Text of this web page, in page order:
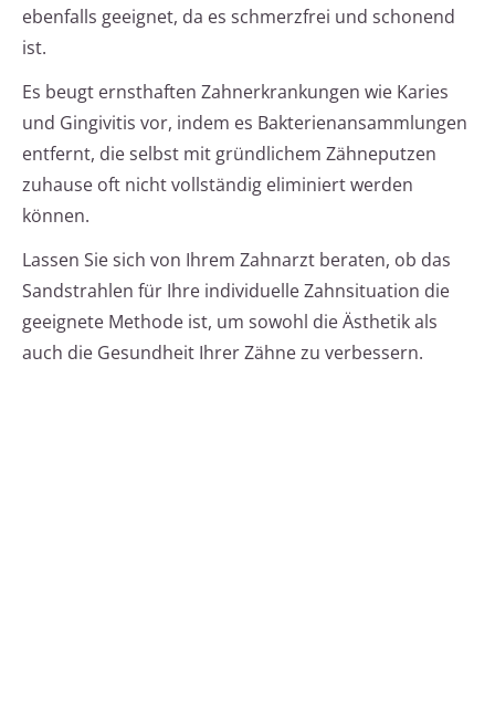
ebenfalls geeignet, da es schmerzfrei und schonend
ist.
Es beugt ernsthaften Zahnerkrankungen wie Karies
und Gingivitis vor, indem es Bakterienansammlungen
entfernt, die selbst mit gründlichem Zähneputzen
zuhause oft nicht vollständig eliminiert werden
können.
Lassen Sie sich von Ihrem Zahnarzt beraten, ob das
Sandstrahlen für Ihre individuelle Zahnsituation die
geeignete Methode ist, um sowohl die Ästhetik als
auch die Gesundheit Ihrer Zähne zu verbessern.